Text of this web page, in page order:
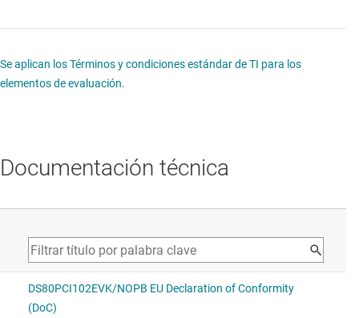
Se aplican los Términos y condiciones estándar de TI para los
elementos de evaluación.
Documentación técnica